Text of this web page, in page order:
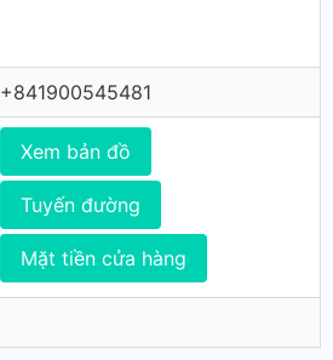
+841900545481
Xem bản đồ
Tuyến đường
Mặt tiền cửa hàng